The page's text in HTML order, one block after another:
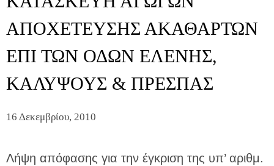
ΑΠΟΧΕΤΕΥΣΗΣ ΑΚΑΘΑΡΤΩΝ
ΕΠΙ ΤΩΝ ΟΔΩΝ ΕΛΕΝΗΣ,
ΚΑΛΥΨΟΥΣ & ΠΡΕΣΠΑΣ
16 Δεκεμβρίου, 2010
Λήψη απόφασης για την έγκριση της υπ’ αριθμ.